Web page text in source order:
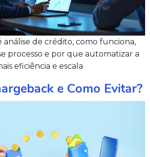
análise de crédito, como funciona,
processo e por que automatizar a
eficiência e escala
e Como Evitar?